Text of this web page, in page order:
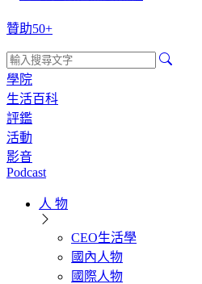
贊助50+
學院
生活百科
評鑑
活動
影音
Podcast
人 物
CEO生活學
國內人物
國際人物